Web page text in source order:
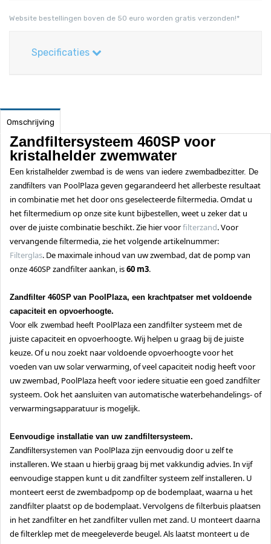
Website bestellingen boven de 50 euro worden gratis verzonden!*
Specificaties
Omschrijving
Zandfiltersysteem 460SP voor
kristalhelder zwemwater
Een kristalhelder zwembad is de wens van iedere zwembadbezitter. De
zandfilters van PoolPlazageven gegarandeerd het allerbeste resultaat
in combinatie met het door ons geselecteerde filtermedia. Omdat u
het filtermedium op onze site kunt bijbestellen, weet u zeker dat u
over de juiste combinatie beschikt. Zie hier voorfilterzand. Voor
vervangende filtermedia, zie het volgende artikelnummer:
Filterglas. De maximale inhoud van uw zwembad, dat de pomp van
onze 460SP zandfilter aankan, is60 m3.
Zandfilter 460SP van PoolPlaza, een krachtpatser met voldoende
capaciteit en opvoerhoogte.
Voor elk zwembad heeft PoolPlazaeen zandfilter systeem met de
juiste capaciteit en opvoerhoogte. Wij helpen u graag bij de juiste
keuze. Of u nou zoekt naar voldoende opvoerhoogte voor het
voeden van uwsolarverwarming, of veel capaciteit nodig heeft voor
uw zwembad, PoolPlaza heeft voor iedere situatie een goed zandfilter
systeem. Ook het aansluiten van automatische waterbehandelings- of
verwarmingsapparatuur is mogelijk.
Eenvoudige installatie van uw zandfiltersysteem.
Zandfiltersystemen van PoolPlazazijn eenvoudig door u zelf te
installeren. We staan u hierbij graag bij met vakkundig advies. In vijf
eenvoudige stappen kunt u dit zandfilter systeem zelf installeren. U
monteert eerst de zwembadpomp op de bodemplaat, waarna u het
zandfilter plaatst op de bodemplaat. Vervolgens de filterbuis plaatsen
in het zandfilter en het zandfilter vullen met zand. U monteert daarna
de filterklep met de meegeleverde beugel. Als laatst monteert u de